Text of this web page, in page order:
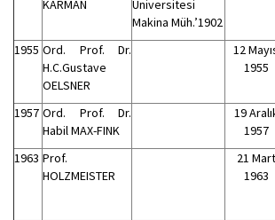
KARMAN
Üniversitesi
Makina Müh.’1902
1955 Ord. Prof. Dr.
H.C.Gustave
OELSNER
12
1955
1957 Ord. Prof. Dr.
Habil MAX-FINK
19
1957
1963 Prof.
HOLZMEISTER
21 Mart
1963